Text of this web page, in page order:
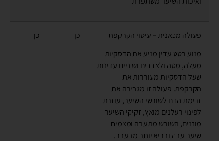
פעולה מכאנית – עיסוי הקרקפת
מנוע רטט עדין מניע את הדסקיות
מעלה, מטה ולצדדים ושיניים עדינות
שעל הדסקיות מעוררות את
הקרקפת. פעולה זו מגבירה את
זרימת הדם לשורשי השיער, עוזרת
לפינוי רעלנים מואץ, זקיקי השיער
מוזנים, השורש מתעבה ומצמיח
שיער עבה ובריא יותר מבעבר.
כן כן